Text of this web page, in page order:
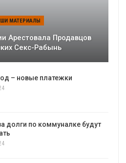
МАТЕРИАЛЫ
Арестовала Продавцов
Секс-Рабынь
– новые платежки
долги по коммуналке будут